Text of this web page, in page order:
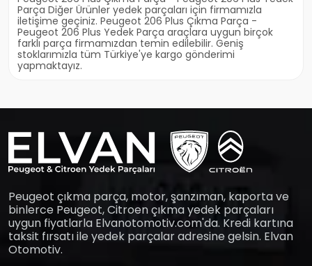
Parça Diğer Ürünler yedek parçaları için firmamızla
iletişime geçiniz. Peugeot 206 Plus Çıkma Parça -
Peugeot 206 Plus Yedek Parça araçlara uygun birçok
farklı parça firmamızdan temin edilebilir. Geniş
stoklarımızla tüm Türkiye'ye kargo gönderimi
yapmaktayız.
Peugeot çıkma parça, motor, şanzıman, kaporta ve
binlerce Peugeot, Citroen çıkma yedek parçaları
uygun fiyatlarla Elvanotomotiv.com'da. Kredi kartına
taksit fırsatı ile yedek parçalar adresine gelsin. Elvan
Otomotiv.